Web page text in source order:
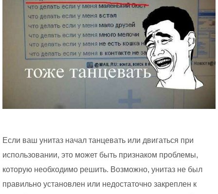
Если ваш унитаз начал танцевать или двигаться при
использовании, это может быть признаком проблемы,
которую необходимо решить. Возможно, унитаз не был
правильно установлен или недостаточно закреплен к